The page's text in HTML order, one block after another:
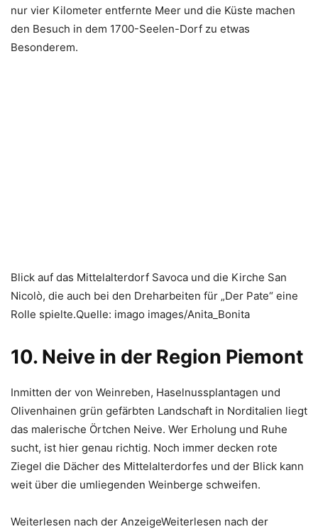
nur vier Kilometer entfernte Meer und die Küste machen
den Besuch in dem 1700-Seelen-Dorf zu etwas
Besonderem.
Blick auf das Mittelalterdorf Savoca und die Kirche San
Nicolò, die auch bei den Dreharbeiten für „Der Pate“ eine
Rolle spielte.Quelle: imago images/Anita_Bonita
10. Neive in der Region Piemont
Inmitten der von Weinreben, Haselnussplantagen und
Olivenhainen grün gefärbten Landschaft in Norditalien liegt
das malerische Örtchen Neive. Wer Erholung und Ruhe
sucht, ist hier genau richtig. Noch immer decken rote
Ziegel die Dächer des Mittelalterdorfes und der Blick kann
weit über die umliegenden Weinberge schweifen.
Weiterlesen nach der AnzeigeWeiterlesen nach der